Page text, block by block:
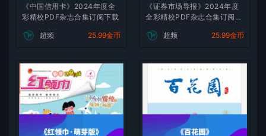
《中国信用卡》2024年度全
彩精校PDF杂志合集订阅下载
超频 25.99金币
《证券市场导报》2024年度
全彩精校PDF杂志合集订阅下
超频
25.99金币